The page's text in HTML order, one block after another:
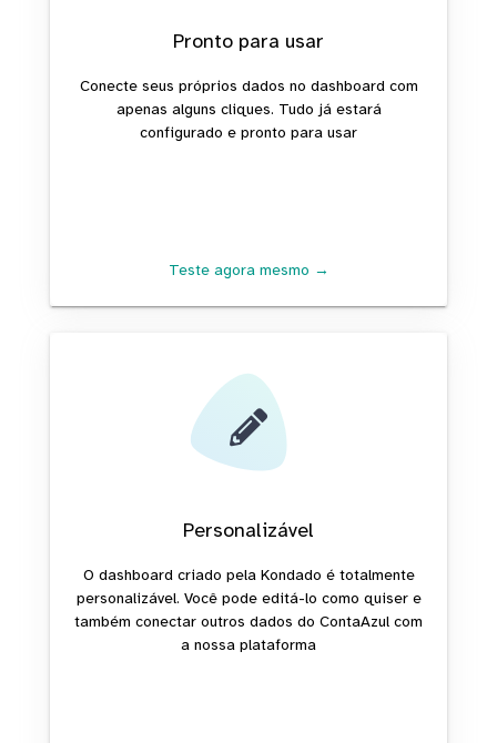
Pronto para usar
Conecte seus próprios dados no dashboard com
apenas alguns cliques. Tudo já estará
configurado e pronto para usar
Teste agora mesmo →
Personalizável
O dashboard criado pela Kondado é totalmente
personalizável. Você pode editá-lo como quiser e
também conectar outros dados do ContaAzul com
a nossa plataforma